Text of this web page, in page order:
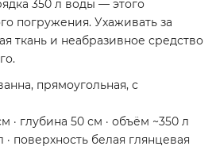
350 л воды — этого
погружения. Ухаживать за
ткань и неабразивное средство
прямоугольная, с
· глубина 50 см · объём ~350 л
поверхность белая глянцевая